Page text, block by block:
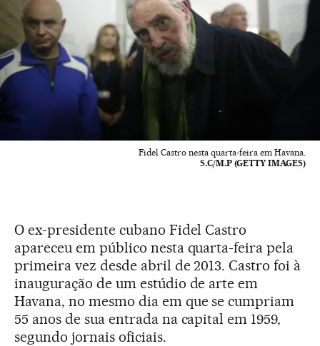
Fidel Castro nesta quarta-feira em Havana.
S.C/M.P (GETTY IMAGES)
O ex-presidente cubano Fidel Castro
apareceu em público nesta quarta-feira pela
primeira vez desde abril de 2013. Castro foi à
inauguração de um estúdio de arte em
Havana, no mesmo dia em que se cumpriam
55 anos de sua entrada na capital em 1959,
segundo jornais oficiais.